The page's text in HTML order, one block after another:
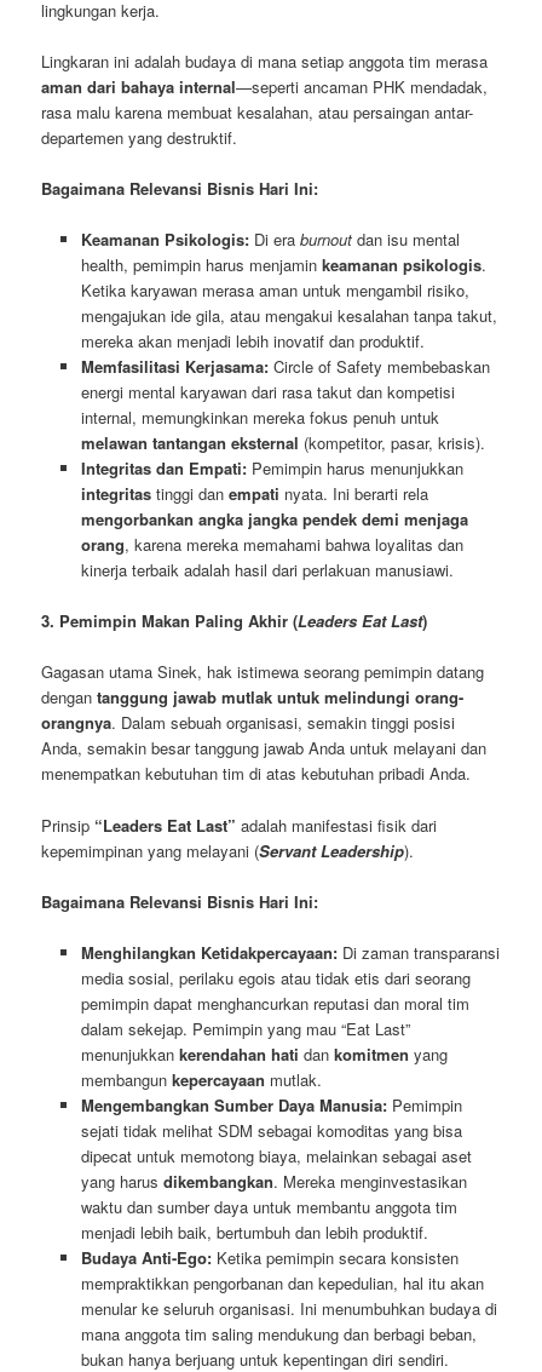
lingkungan kerja.
Lingkaran ini adalah budaya di mana setiap anggota tim merasa
aman dari bahaya internal—seperti ancaman PHK mendadak,
rasa malu karena membuat kesalahan, atau persaingan antar-
departemen yang destruktif.
Bagaimana Relevansi Bisnis Hari Ini:
Keamanan Psikologis:Di era burnoutdan isu mental
health, pemimpin harus menjamin keamanan psikologis.
Ketika karyawan merasa aman untuk mengambil risiko,
mengajukan ide gila, atau mengakui kesalahan tanpa takut,
mereka akan menjadi lebih inovatif dan produktif.
Memfasilitasi Kerjasama:Circle of Safety membebaskan
energi mental karyawan dari rasa takut dan kompetisi
internal, memungkinkan mereka fokus penuh untuk
melawan tantangan eksternal (kompetitor, pasar, krisis).
Integritas dan Empati:Pemimpin harus menunjukkan
integritastinggi dan empati nyata. Ini berarti rela
mengorbankan angka jangka pendek demi menjaga
orang, karena mereka memahami bahwa loyalitas dan
kinerja terbaik adalah hasil dari perlakuan manusiawi.
3. Pemimpin Makan Paling Akhir (Leaders Eat Last)
Gagasan utama Sinek, hak istimewa seorang pemimpin datang
dengantanggung jawab mutlak untuk melindungi orang-
orangnya. Dalam sebuah organisasi, semakin tinggi posisi
Anda, semakin besar tanggung jawab Anda untuk melayani dan
menempatkan kebutuhan tim di atas kebutuhan pribadi Anda.
Prinsip “Leaders Eat Last” adalah manifestasi fisik dari
kepemimpinan yang melayani (Servant Leadership).
Bagaimana Relevansi Bisnis Hari Ini:
Menghilangkan Ketidakpercayaan:Di zaman transparansi
media sosial, perilaku egois atau tidak etis dari seorang
pemimpin dapat menghancurkan reputasi dan moral tim
dalam sekejap. Pemimpin yang mau “Eat Last”
menunjukkan kerendahan hati dan komitmen yang
membangun kepercayaan mutlak.
Mengembangkan Sumber Daya Manusia:Pemimpin
sejati tidak melihat SDM sebagai komoditas yang bisa
dipecat untuk memotong biaya, melainkan sebagai aset
yang harus dikembangkan. Mereka menginvestasikan
waktu dan sumber daya untuk membantu anggota tim
menjadi lebih baik, bertumbuh dan lebih produktif.
Budaya Anti-Ego:Ketika pemimpin secara konsisten
mempraktikkan pengorbanan dan kepedulian, hal itu akan
menular ke seluruh organisasi. Ini menumbuhkan budaya di
mana anggota tim saling mendukung dan berbagi beban,
bukan hanya berjuang untuk kepentingan diri sendiri.